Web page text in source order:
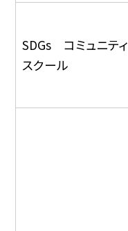
SDGs コミュニティ
スクール